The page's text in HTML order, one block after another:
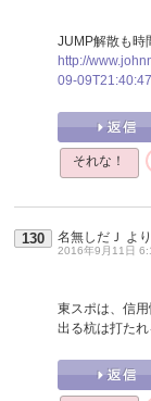
JUMP解散も時
http://
09-09T21:40:47
それな！
130 名無しだＪ より
2016年9月11日
東スポは、信用
出る杭は打たれ